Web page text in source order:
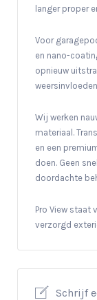
langer proper
Voor
en nano-
opnieuw
Wij werken
materiaal.
en een
doen. Geen
doordachte
Pro View staat
verzorgd
Schrijf